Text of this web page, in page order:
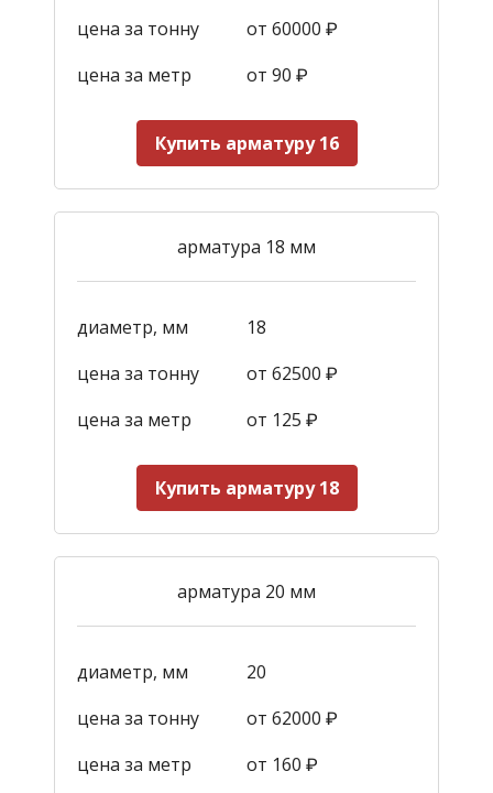
цена за тонну
от 60000 ₽
цена за метр
от 90 ₽
Купить арматуру 16
арматура 18 мм
диаметр, мм
18
цена за тонну
от 62500 ₽
цена за метр
от 125 ₽
Купить арматуру 18
арматура 20 мм
диаметр, мм
20
цена за тонну
от 62000 ₽
цена за метр
от 160 ₽